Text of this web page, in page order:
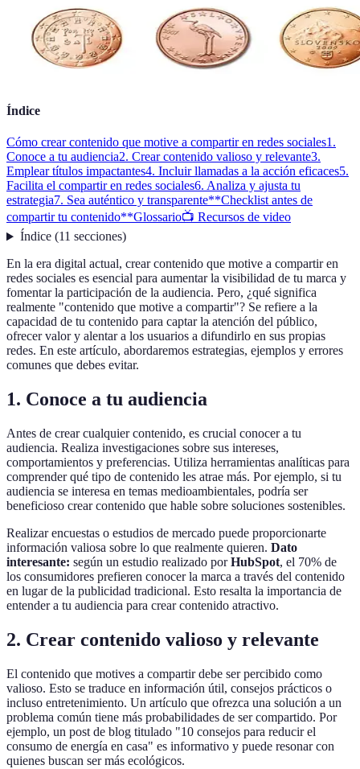
Índice
Cómo crear contenido que motive a compartir en redes sociales1.
Conoce a tu audiencia2. Crear contenido valioso y relevante3.
Emplear títulos impactantes4. Incluir llamadas a la acción eficaces5.
Facilita el compartir en redes sociales6. Analiza y ajusta tu
estrategia7. Sea auténtico y transparente**Checklist antes de
compartir tu contenido**Glossario📺 Recursos de video
Índice(11 secciones)
En la era digital actual, crear contenido que motive a compartir en
redes sociales es esencial para aumentar la visibilidad de tu marca y
fomentar la participación de la audiencia. Pero, ¿qué significa
realmente "contenido que motive a compartir"? Se refiere a la
capacidad de tu contenido para captar la atención del público,
ofrecer valor y alentar a los usuarios a difundirlo en sus propias
redes. En este artículo, abordaremos estrategias, ejemplos y errores
comunes que debes evitar.
1. Conoce a tu audiencia
Antes de crear cualquier contenido, es crucial conocer a tu
audiencia. Realiza investigaciones sobre sus intereses,
comportamientos y preferencias. Utiliza herramientas analíticas para
comprender qué tipo de contenido les atrae más. Por ejemplo, si tu
audiencia se interesa en temas medioambientales, podría ser
beneficioso crear contenido que hable sobre soluciones sostenibles.
Realizar encuestas o estudios de mercado puede proporcionarte
información valiosa sobre lo que realmente quieren. Dato
interesante: según un estudio realizado porHubSpot, el 70% de
los consumidores prefieren conocer la marca a través del contenido
en lugar de la publicidad tradicional. Esto resalta la importancia de
entender a tu audiencia para crear contenido atractivo.
2. Crear contenido valioso y relevante
El contenido que motives a compartir debe ser percibido como
valioso. Esto se traduce en información útil, consejos prácticos o
incluso entretenimiento. Un artículo que ofrezca una solución a un
problema común tiene más probabilidades de ser compartido. Por
ejemplo, un post de blog titulado "10 consejos para reducir el
consumo de energía en casa" es informativo y puede resonar con
quienes buscan ser más ecológicos.